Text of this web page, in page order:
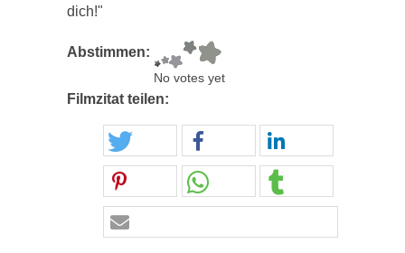
dich!"
Abstimmen:
No votes yet
Filmzitat teilen: